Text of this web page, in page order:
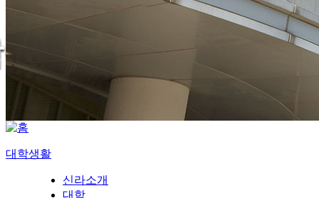
대학생활
신라소개
대학